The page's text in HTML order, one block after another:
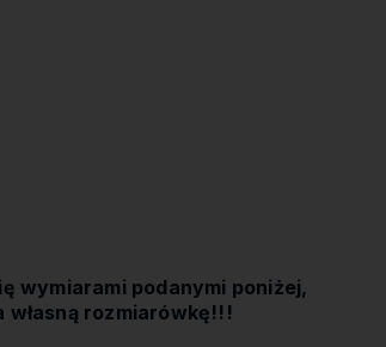
wymiarami podanymi poniżej,
rozmiarówkę!!!